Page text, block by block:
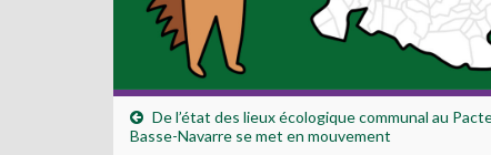
De l’état des lieux écologique communal au
Basse-Navarre se met en mouvement